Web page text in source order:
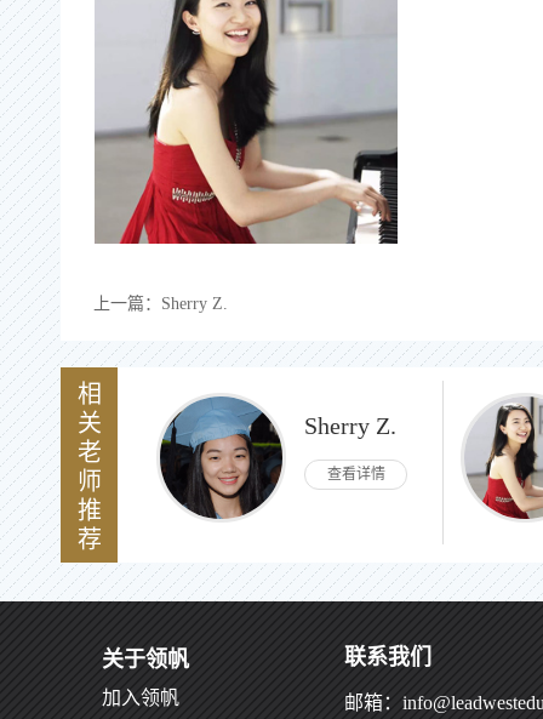
上一篇： Sherry Z.
相
关
老
师
推
荐
Sherry Z.
查看详情
关于领帆
加入领帆
联系我们
邮箱：